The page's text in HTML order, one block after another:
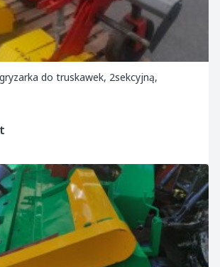
do truskawek, 2sekcyjną,